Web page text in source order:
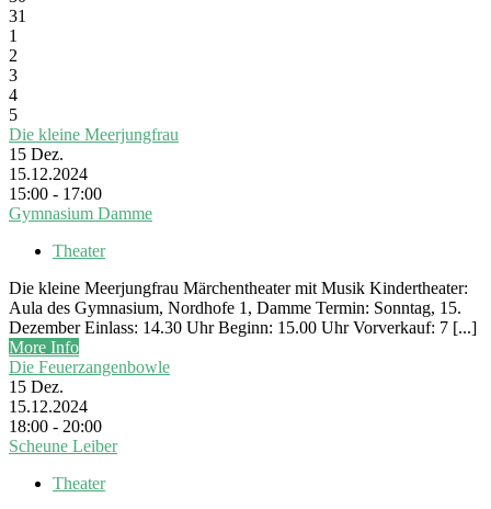
31
1
2
3
4
5
Die kleine Meerjungfrau
15 Dez.
15.12.2024
15:00 - 17:00
Gymnasium Damme
Theater
Die kleine Meerjungfrau Märchentheater mit Musik Kindertheater:
Aula des Gymnasium, Nordhofe 1, Damme Termin: Sonntag, 15.
Dezember Einlass: 14.30 Uhr Beginn: 15.00 Uhr Vorverkauf: 7 [...]
More Info
Die Feuerzangenbowle
15 Dez.
15.12.2024
18:00 - 20:00
Scheune Leiber
Theater